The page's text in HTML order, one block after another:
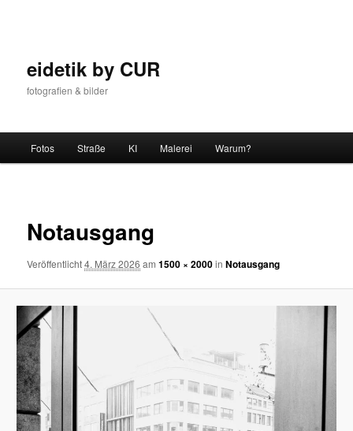
eidetik by CUR
fotografien & bilder
Fotos Straße KI Malerei Warum?
Notausgang
Veröffentlicht4. März 2026 am1500 × 2000inNotausgang